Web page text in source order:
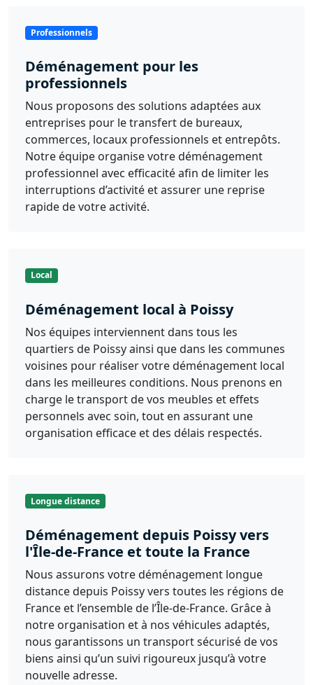
Professionnels
Déménagement pour les
professionnels
Nous proposons des solutions adaptées aux
entreprises pour le transfert de bureaux,
commerces, locaux professionnels et entrepôts.
Notre équipe organise votre déménagement
professionnel avec efficacité afin de limiter les
interruptions d’activité et assurer une reprise
rapide de votre activité.
Local
Déménagement local à Poissy
Nos équipes interviennent dans tous les
quartiers de Poissy ainsi que dans les communes
voisines pour réaliser votre déménagement local
dans les meilleures conditions. Nous prenons en
charge le transport de vos meubles et effets
personnels avec soin, tout en assurant une
organisation efficace et des délais respectés.
Longue distance
Déménagement depuis Poissy vers
l'Île-de-France et toute la France
Nous assurons votre déménagement longue
distance depuis Poissy vers toutes les régions de
France et l’ensemble de l’Île-de-France. Grâce à
notre organisation et à nos véhicules adaptés,
nous garantissons un transport sécurisé de vos
biens ainsi qu’un suivi rigoureux jusqu’à votre
nouvelle adresse.